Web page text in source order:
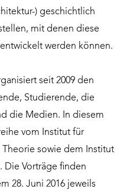
) geschichtlich
mit denen diese
werden können.
seit 2009 den
Studierende, die
die Medien. In diesem
vom Institut für
sowie dem Institut
Die Vorträge finden
28. Juni 2016 jeweils